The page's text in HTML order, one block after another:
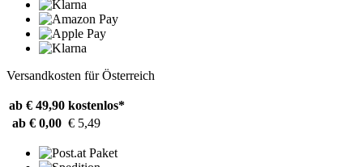
Versandkosten für Österreich
ab € 49,90 kostenlos*
ab € 0,00 € 5,49